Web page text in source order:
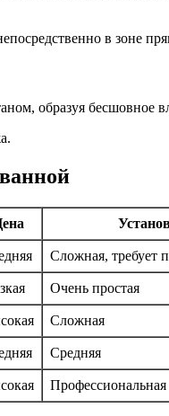
в зоне
образуя бесшовное
Сложная, требует
Очень простая
Сложная
Средняя
Профессиональная